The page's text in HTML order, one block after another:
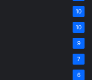
10
10
9
7
6